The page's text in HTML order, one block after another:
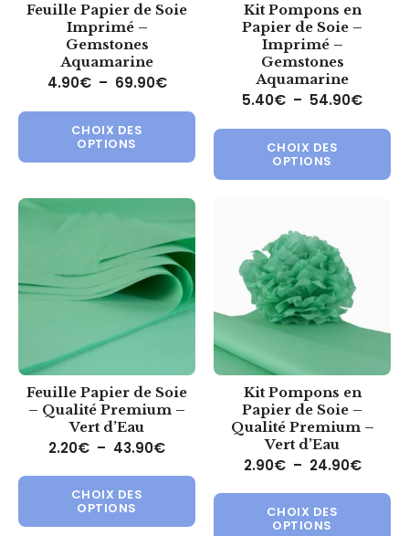
Feuille Papier de Soie
Imprimé –
Gemstones
Aquamarine
4.90€ – 69.90€Plage de prix : 4.90€ à 69.90€
CHOIX DES
OPTIONS
Ce produit a plusieurs
Kit Pompons en
Papier de Soie –
Imprimé –
Gemstones
Aquamarine
5.40€ – 54.90€Plage
CHOIX DES
OPTIONS
Feuille Papier de Soie
– Qualité Premium –
Vert d’Eau
2.20€ – 43.90€Plage de prix : 2.20€ à 43.90€
CHOIX DES
OPTIONS
Ce produit a plusieurs
Kit Pompons en
Papier de Soie –
Qualité Premium –
Vert d’Eau
2.90€ – 24.90€Plage
CHOIX DES
OPTIONS